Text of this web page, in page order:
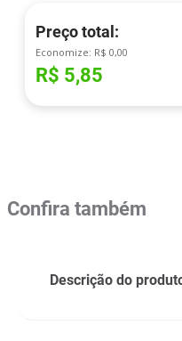
Preço total:
Economize: R$ 0,00
R$ 5,85
Confira também
Descrição do